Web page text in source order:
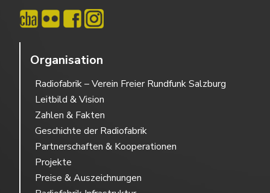
Organisation
Radiofabrik – Verein Freier Rundfunk Salzburg
Leitbild & Vision
Zahlen & Fakten
Geschichte der Radiofabrik
Partnerschaften & Kooperationen
Projekte
Preise & Auszeichnungen